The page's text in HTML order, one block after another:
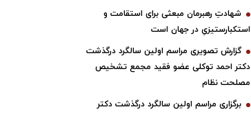
شهادتِ رهبرمان مبعثی برای استقامت و
استکبارستیزیِ در جهان است
گزارش تصویری مراسم اولین سالگرد درگذشت
دکتر احمد توکلی عضو فقید مجمع تشخیص
مصلحت نظام
برگزاری مراسم اولین سالگرد درگذشت دکتر